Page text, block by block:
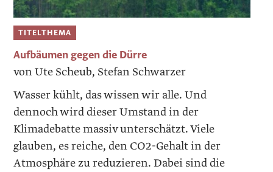
TITELTHEMA
Aufbäumen gegen die Dürre
von Ute Scheub, Stefan Schwarzer
Wasser kühlt, das wissen wir alle. Und
dennoch wird dieser Umstand in der
Klimadebatte massiv unterschätzt. Viele
glauben, es reiche, den CO2-Gehalt in der
Atmosphäre zu reduzieren. Dabei sind die